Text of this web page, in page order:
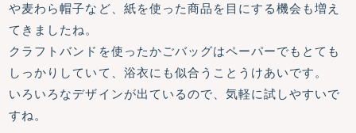
や麦わら帽子など、紙を使った商品を目にする機会も増え
てきましたね。
クラフトバンドを使ったかごバッグはペーパーでもとても
しっかりしていて、浴衣にも似合うことうけあいです。
いろいろなデザインが出ているので、気軽に試しやすいで
すね。